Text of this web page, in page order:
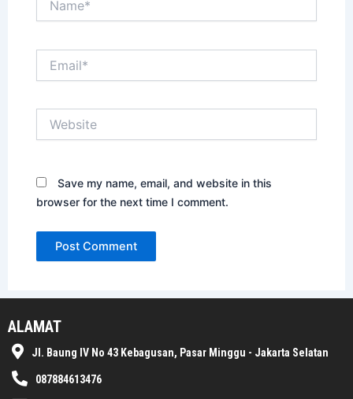
Save my name, email, and website in this
browser for the next time I comment.
ALAMAT
Jl. Baung IV No 43 Kebagusan, Pasar Minggu - Jakarta Selatan
087884613476